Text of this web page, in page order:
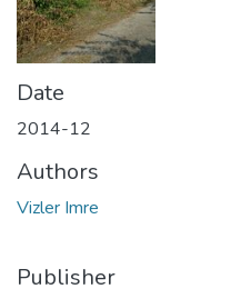
Date
2014-12
Authors
Vizler Imre
Publisher